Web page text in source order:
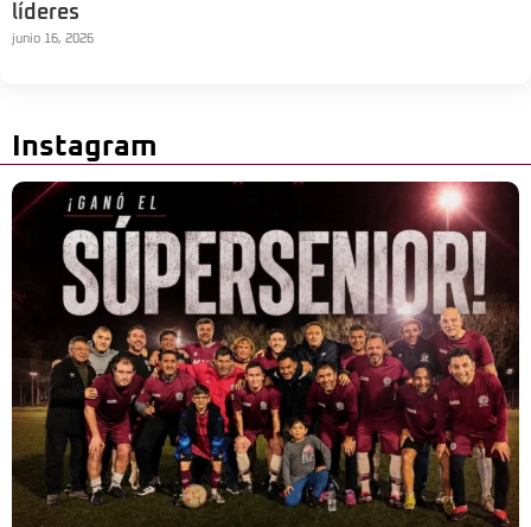
líderes
junio 16, 2026
Instagram